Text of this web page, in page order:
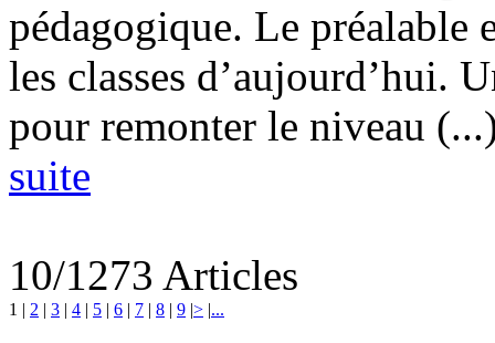
pédagogique. Le préalable
les classes d’aujourd’hui.
pour remonter le niveau
suite
10/1273 Articles
1 | 2 | 3 | 4 | 5 | 6 | 7 | 8 | 9 |> |...